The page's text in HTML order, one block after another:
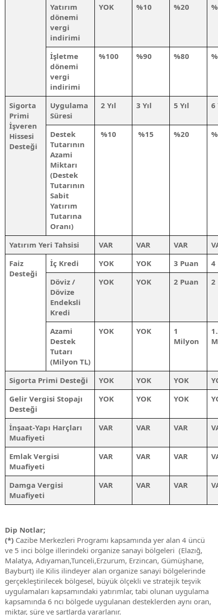
Yatırım
dönemi
vergi
indirimi
YOK %10 %20
İşletme
dönemi
vergi
indirimi
%100 %90 %80
Sigorta
Primi
İşveren
Hissesi
Desteği
Uygulama
Süresi
2 Yıl 3 Yıl 5 Yıl 6
Destek
Tutarının
Azami
Miktarı
(Destek
Tutarının
Sabit
Yatırım
Tutarına
Oranı)
%10 %15 %20
Yatırım Yeri Tahsisi VAR VAR VAR
Faiz
Desteği
İç Kredi YOK YOK 3 Puan
4
Döviz /
Dövize
Endeksli
Kredi
YOK YOK 2 Puan 2
Azami
Destek
Tutarı
(Milyon TL)
YOK YOK
1
Milyon
Sigorta Primi Desteği YOK YOK YOK
Gelir Vergisi Stopajı
Desteği
YOK YOK YOK
İnşaat-Yapı Harçları
Muafiyeti
VAR VAR VAR
Emlak Vergisi
Muafiyeti
VAR VAR VAR
Damga Vergisi
Muafiyeti
VAR VAR VAR
Dip Notlar;
(*) Cazibe Merkezleri Programı kapsamında yer alan 4 üncü
ve 5 inci bölge illerindeki organize sanayi bölgeleri (Elazığ,
Malatya, Adıyaman,Tunceli,Erzurum, Erzincan, Gümüşhane,
Bayburt) ile Kilis ilindeyer alan organize sanayi bölgelerinde
gerçekleştirilecek bölgesel, büyük ölçekli ve stratejik teşvik
uygulamaları kapsamındaki yatırımlar, tabi olunan uygulama
kapsamında 6 ncı bölgede uygulanan desteklerden aynı oran,
miktar, süre ve şartlarda yararlanır.